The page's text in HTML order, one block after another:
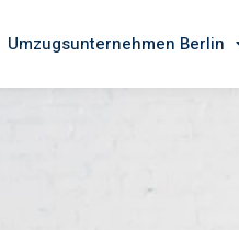
Umzugsunternehmen Berlin